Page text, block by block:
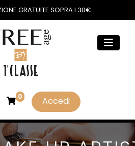
GRATUITE SOPRA I 30€
0 Accedi